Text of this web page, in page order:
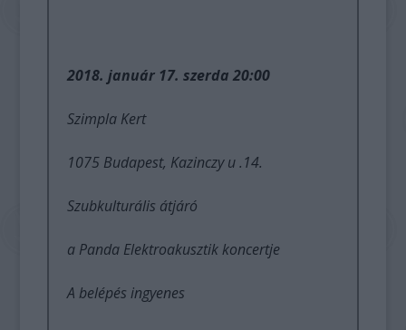
2018. január 17. szerda 20:00
Szimpla Kert
1075 Budapest, Kazinczy u .14.
Szubkulturális átjáró
a Panda Elektroakusztik koncertje
A belépés ingyenes